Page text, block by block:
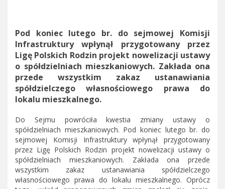
Pod koniec lutego br. do sejmowej Komisji
Infrastruktury wpłynął przygotowany przez
Ligę Polskich Rodzin projekt nowelizacji ustawy
o spółdzielniach mieszkaniowych. Zakłada ona
przede wszystkim zakaz ustanawiania
spółdzielczego własnościowego prawa do
lokalu mieszkalnego.
Do Sejmu powróciła kwestia zmiany ustawy o
spółdzielniach mieszkaniowych. Pod koniec lutego br. do
sejmowej Komisji Infrastruktury wpłynął przygotowany
przez Ligę Polskich Rodzin projekt nowelizacji ustawy o
spółdzielniach mieszkaniowych. Zakłada ona przede
wszystkim zakaz ustanawiania spółdzielczego
własnościowego prawa do lokalu mieszkalnego. Oprócz